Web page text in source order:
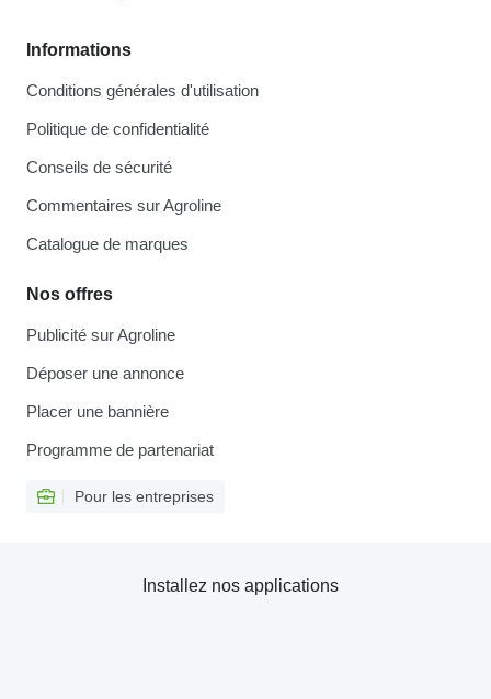
Informations
Conditions générales d'utilisation
Politique de confidentialité
Conseils de sécurité
Commentaires sur Agroline
Catalogue de marques
Nos offres
Publicité sur Agroline
Déposer une annonce
Placer une bannière
Programme de partenariat
Pour les entreprises
Installez nos applications